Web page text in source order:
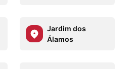
Jardim dos
Álamos